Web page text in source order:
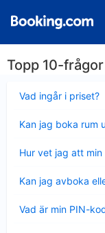
Topp 10-frågor
Vad ingår i priset?
mindre
Kan jag boka rum
mindre
Hur vet jag att
mindre
Kan jag avboka
mindre
Vad är min PIN-
mindre